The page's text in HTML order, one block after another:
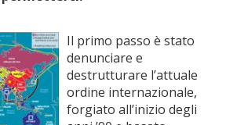
Il primo passo è stato
denunciare e
destrutturare l’attuale
ordine internazionale,
forgiato all’inizio degli